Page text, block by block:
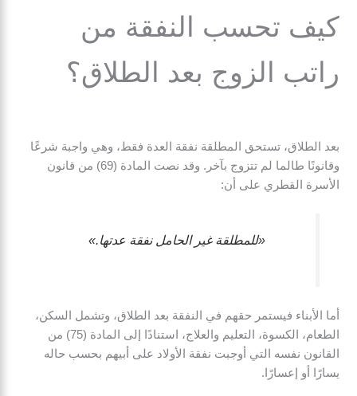
كيف تحسب النفقة من
راتب الزوج بعد الطلاق؟
بعد الطلاق، تستحق المطلقة نفقة العدة فقط، وهي واجبة شرعًا
وقانونًا طالما لم تتزوج بآخر. وقد نصت المادة (69) من قانون
الأسرة القطري على أن:
«للمطلقة غير الحامل نفقة عدتها.»
أما الأبناء فيستمر حقهم في النفقة بعد الطلاق، وتشمل السكن،
الطعام، الكسوة، التعليم والعلاج، استنادًا إلى المادة (75) من
القانون نفسه التي أوجبت نفقة الأولاد على أبيهم بحسب حاله
يسارًا أو إعسارًا.